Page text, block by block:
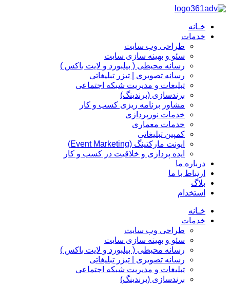
پرش
محتوا
خـانه
خدمات
طراحی وب سایت
سئو و بهینه سازی سایت
رسانه محیطی ( بیلبورد و لایت باکس )
رسانه تصویری | تیزر تبلیغاتی
تبلیغات و مدیریت شبکه اجتماعی
برندسازی (برندینگ)‌
مشاور برنامه ریزی کسب و کار
خدمات نورپردازی
خدمات معماری
کمپین تبلیغاتی
ایونت مارکتینگ (Event Marketing)
ایده پردازی و خلاقیت در کسب و کار
درباره ما
ارتباط با ما
بلاگ
استخدام
خـانه
خدمات
طراحی وب سایت
سئو و بهینه سازی سایت
رسانه محیطی ( بیلبورد و لایت باکس )
رسانه تصویری | تیزر تبلیغاتی
تبلیغات و مدیریت شبکه اجتماعی
برندسازی (برندینگ)‌